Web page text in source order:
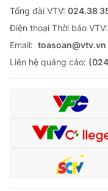
Tổng đài VTV: 024.38
Ðiện thoại Thời báo VTV:
Email: toasoan@vtv.vn
Liên hệ quảng cáo: